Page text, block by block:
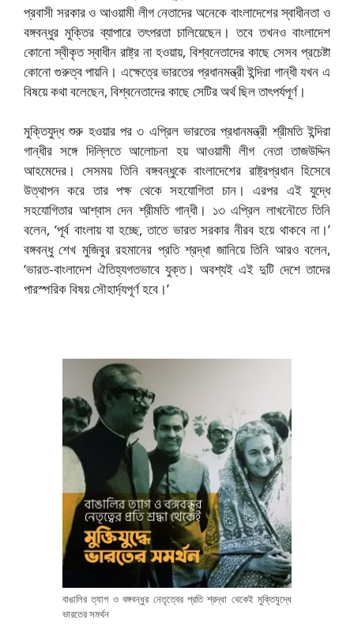
প্রবাসী সরকার ও আওয়ামী লীগ নেতাদের অনেকে বাংলাদেশের স্বাধীনতা ও
বঙ্গবন্ধুর মুক্তির ব্যাপারে তৎপরতা চালিয়েছেন। তবে তখনও বাংলাদেশ
কোনো স্বীকৃত স্বাধীন রাষ্ট্র না হওয়ায়, বিশ্বনেতাদের কাছে সেসব প্রচেষ্টা
কোনো গুরুত্ব পায়নি। এক্ষেত্রে ভারতের প্রধানমন্ত্রী ইন্দিরা গান্ধী যখন এ
বিষয়ে কথা বলেছেন, বিশ্বনেতাদের কাছে সেটির অর্থ ছিল তাৎপর্যপূর্ণ।
মুক্তিযুদ্ধ শুরু হওয়ার পর ৩ এপ্রিল ভারতের প্রধানমন্ত্রী শ্রীমতি ইন্দিরা
গান্ধীর সঙ্গে দিল্লিতে আলোচনা হয় আওয়ামী লীগ নেতা তাজউদ্দিন
আহমেদের। সেসময় তিনি বঙ্গবন্ধুকে বাংলাদেশের রাষ্ট্রপ্রধান হিসেবে
উত্থাপন করে তার পক্ষ থেকে সহযোগিতা চান। এরপর এই যুদ্ধে
সহযোগিতার আশ্বাস দেন শ্রীমতি গান্ধী। ১৩ এপ্রিল লাখনৌতে তিনি
বলেন, ‘পূর্ব বাংলায় যা হচ্ছে, তাতে ভারত সরকার নীরব হয়ে থাকবে না।’
বঙ্গবন্ধু শেখ মুজিবুর রহমানের প্রতি শ্রদ্ধা জানিয়ে তিনি আরও বলেন,
‘ভারত-বাংলাদেশ ঐতিহ্যগতভাবে যুক্ত। অবশ্যই এই দুটি দেশে তাদের
পারস্পরিক বিষয় সৌহার্দ্যপূর্ণ হবে।’
বাঙালির ত্যাগ ও বঙ্গবন্ধুর নেতৃত্বের প্রতি শ্রদ্ধা থেকেই মুক্তিযুদ্ধে
ভারতের সমর্থন